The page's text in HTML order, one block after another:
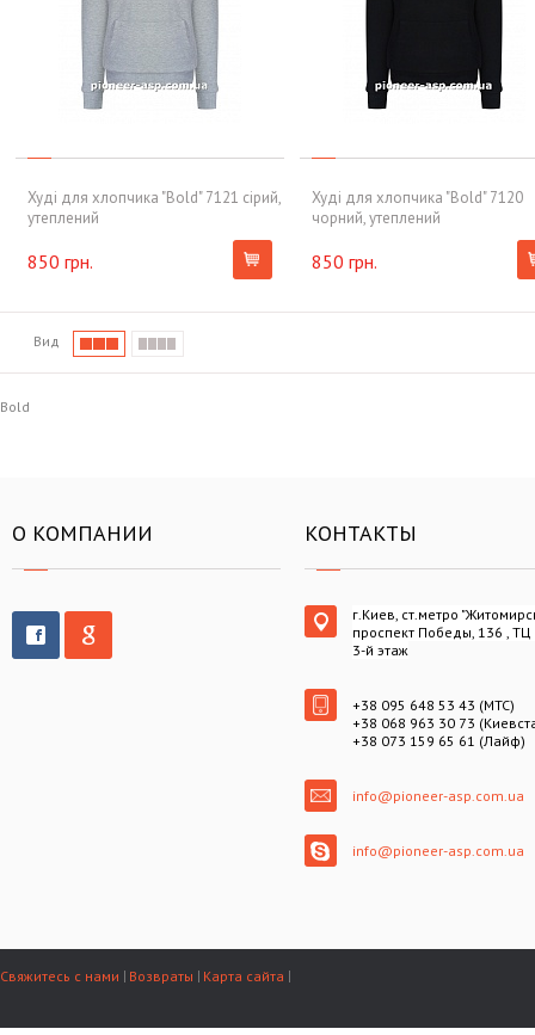
Худі для хлопчика "Bold" 7121 сірий,
утеплений
850 грн.
Худі для хлопчика "Bold" 7120
чорний, утеплений
850 грн.
Вид
Bold
О КОМПАНИИ КОНТАКТЫ
г.Киев, ст.метро
проспект Победы, 136 , ТЦ
3-й этаж
+38 095 648 53 43 (МТС)
+38 068 963 30 73
+38 073 159 65 61 (Лайф)
info@pioneer-asp.com.ua
info@pioneer-asp.com.ua
Свяжитесь с нами Возвраты Карта сайта